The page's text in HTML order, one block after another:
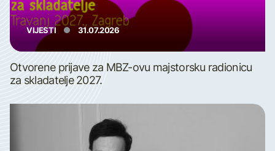
VIJESTI 31.07.2026
Otvorene prijave za MBZ-ovu majstorsku radionicu
za skladatelje 2027.